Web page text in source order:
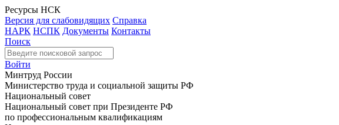
Ресурсы НСК
Версия для слабовидящих Справка
НАРК НСПК Документы Контакты
Поиск
Войти
Минтруд России
Министерство труда и социальной защиты РФ
Национальный совет
Национальный совет при Президенте РФ
по профессиональным квалификациям